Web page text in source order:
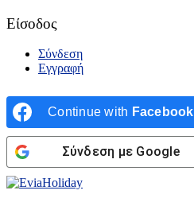
Είσοδος
Σύνδεση
Εγγραφή
Continue with Facebook
Σύνδεση με Google